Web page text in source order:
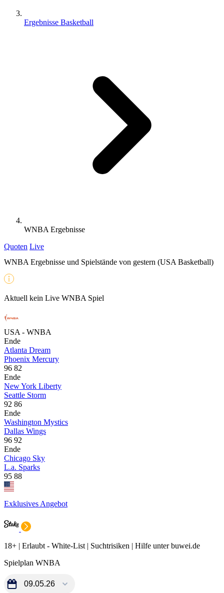
Ergebnisse Basketball
WNBA Ergebnisse
Quoten Live
WNBA Ergebnisse und Spielstände von gestern (USA Basketball)
Aktuell kein Live WNBA Spiel
USA - WNBA
Ende
Atlanta Dream
Phoenix Mercury
96 82
Ende
New York Liberty
Seattle Storm
92 86
Ende
Washington Mystics
Dallas Wings
96 92
Ende
Chicago Sky
L.a. Sparks
95 88
Exklusives Angebot
18+ | Erlaubt - White-List | Suchtrisiken | Hilfe unter buwei.de
Spielplan WNBA